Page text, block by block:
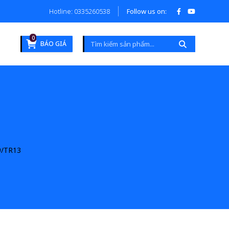
Hotline: 0335260538 Follow us on:
0
BÁO GIÁ
TR13